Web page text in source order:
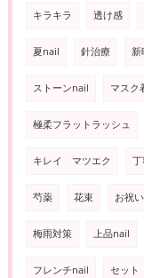
キラキラ 透け感
夏nail 針治療 新
ストーンnail マスク
極柔フラットラッシュ
キレイ マツエク
芍薬 花束 お祝い
梅雨対策 上品nail
フレンチnail セット